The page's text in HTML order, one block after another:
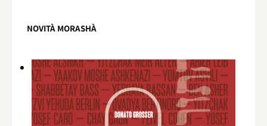
NOVITÀ MORASHÀ